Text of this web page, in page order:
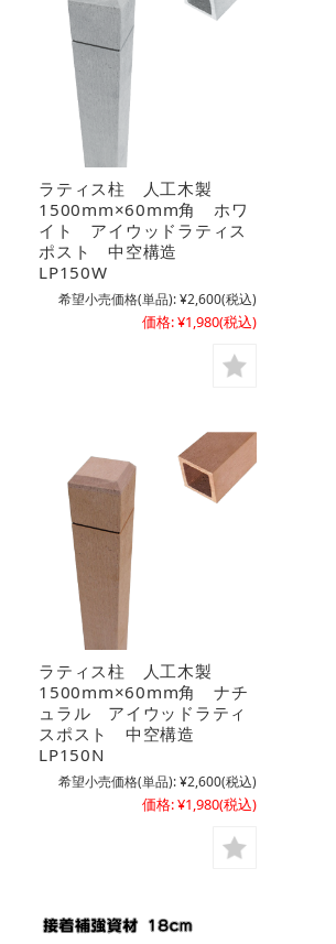
ラティス柱 人工木製
1500mm×60mm角 ホワ
イト アイウッドラティス
ポスト 中空構造
LP150W
希望小売価格(単品):¥2,600(税込)
価格:¥1,980(税込)
ラティス柱 人工木製
1500mm×60mm角 ナチ
ュラル アイウッドラティ
スポスト 中空構造
LP150N
希望小売価格(単品):¥2,600(税込)
価格:¥1,980(税込)